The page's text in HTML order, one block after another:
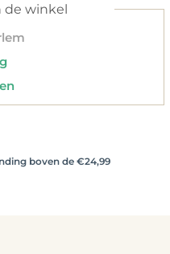
de winkel
boven de €24,99